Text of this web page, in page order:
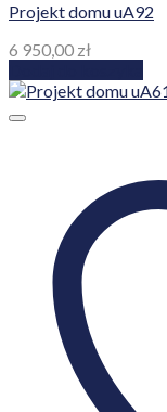
Projekt domu uA92
6 950,00 zł